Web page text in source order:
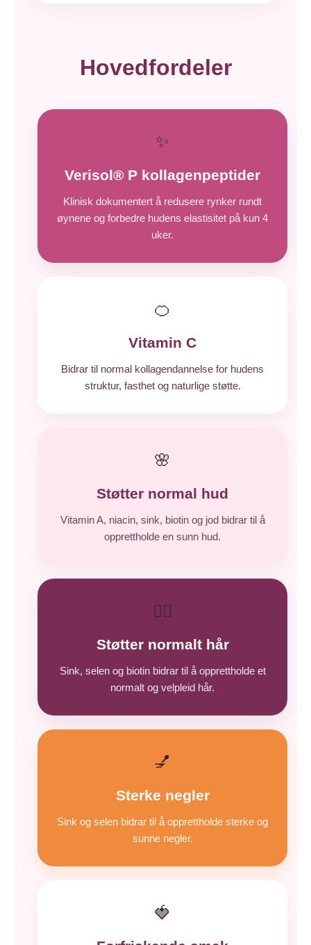
Hovedfordeler
✨
Verisol® P kollagenpeptider
Klinisk dokumentert å redusere rynker rundt
øynene og forbedre hudens elastisitet på kun 4
uker.
🍊
Vitamin C
Bidrar til normal kollagendannelse for hudens
struktur, fasthet og naturlige støtte.
🌸
Støtter normal hud
Vitamin A, niacin, sink, biotin og jod bidrar til å
opprettholde en sunn hud.
💁‍♀️
Støtter normalt hår
Sink, selen og biotin bidrar til å opprettholde et
normalt og velpleid hår.
💅
Sterke negler
Sink og selen bidrar til å opprettholde sterke og
sunne negler.
🍓